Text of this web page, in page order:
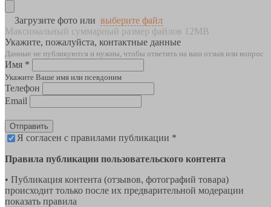
Загрузите фото или выберите файл
Максимальный суммарный размер файлов 12MB
Укажите, пожалуйста, контактные данные
Данные не публикуются и нужны, чтобы ответить на ваш отзыв или вопрос
Имя *
Укажите Ваше имя или псевдоним
Телефон
Email
Отправить
Я согласен с правилами публикации *
Правила публикации пользовательского контента
• Публикация контента (отзывов, фотографий товара)
происходит только после их предварительной модерации
показать правила